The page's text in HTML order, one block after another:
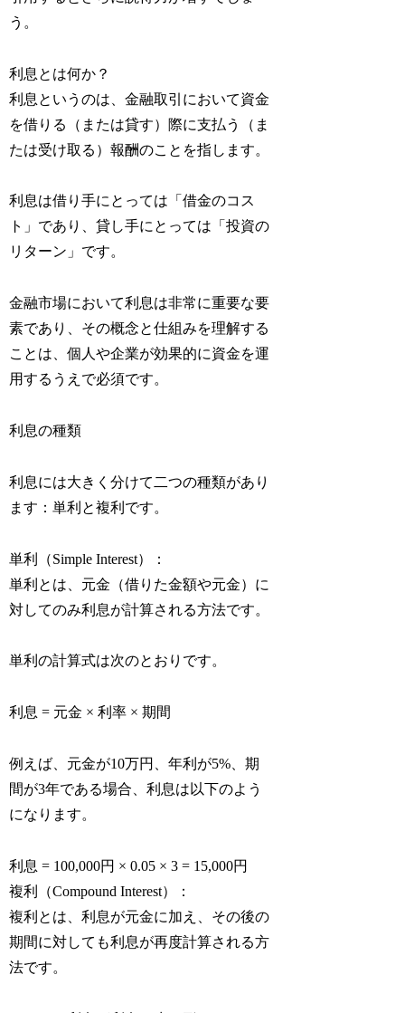
う。
利息とは何か？
利息というのは、金融取引において資金
を借りる（または貸す）際に支払う（ま
たは受け取る）報酬のことを指します。
利息は借り手にとっては「借金のコス
ト」であり、貸し手にとっては「投資の
リターン」です。
金融市場において利息は非常に重要な要
素であり、その概念と仕組みを理解する
ことは、個人や企業が効果的に資金を運
用するうえで必須です。
利息の種類
利息には大きく分けて二つの種類があり
ます：単利と複利です。
単利（Simple Interest）：
単利とは、元金（借りた金額や元金）に
対してのみ利息が計算される方法です。
単利の計算式は次のとおりです。
利息 = 元金 × 利率 × 期間
例えば、元金が10万円、年利が5%、期
間が3年である場合、利息は以下のよう
になります。
利息 = 100,000円 × 0.05 × 3 = 15,000円
複利（Compound Interest）：
複利とは、利息が元金に加え、その後の
期間に対しても利息が再度計算される方
法です。